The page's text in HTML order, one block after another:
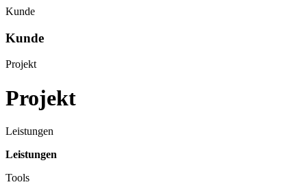
Kunde
Kunde
Projekt
Projekt
Leistungen
Leistungen
Tools